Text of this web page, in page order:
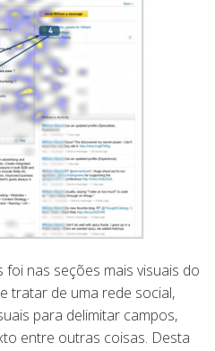
nas seções mais visuais do
tratar de uma rede social,
para delimitar campos,
entre outras coisas. Desta